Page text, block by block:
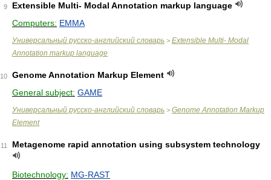
9
Extensible Multi- Modal Annotation markup language
Computers: EMMA
Универсальный русско-английский словарь > Extensible Multi- Modal
Annotation markup language
10
Genome Annotation Markup Element
General subject: GAME
Универсальный русско-английский словарь > Genome Annotation Markup
Element
11 Metagenome rapid annotation using subsystem technology
Biotechnology: MG-RAST